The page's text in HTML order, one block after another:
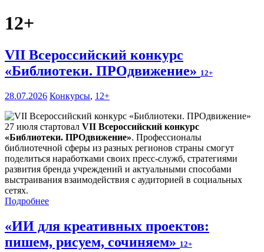
12+
VII Всероссийский конкурс
«Библиотеки. ПРОдвижение» 12+
28.07.2026 Конкурсы, 12+
27 июля стартовал VII Всероссийский конкурс
«Библиотеки. ПРОдвижение». Профессионалы
библиотечной сферы из разных регионов страны смогут
поделиться наработками своих пресс-служб, стратегиями
развития бренда учреждений и актуальными способами
выстраивания взаимодействия с аудиторией в социальных
сетях.
Подробнее
«ИИ для креативных проектов:
пишем, рисуем, сочиняем» 12+